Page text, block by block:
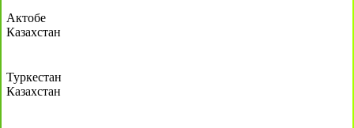
Актобе
Казахстан
Туркестан
Казахстан